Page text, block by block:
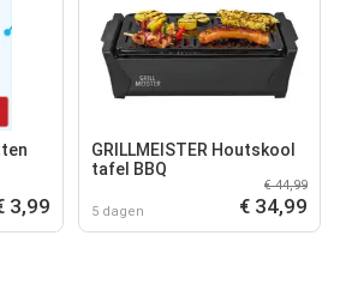
3,99
GRILLMEISTER Houtskool
tafel BBQ
5 dagen
€ 44,99
€ 34,99